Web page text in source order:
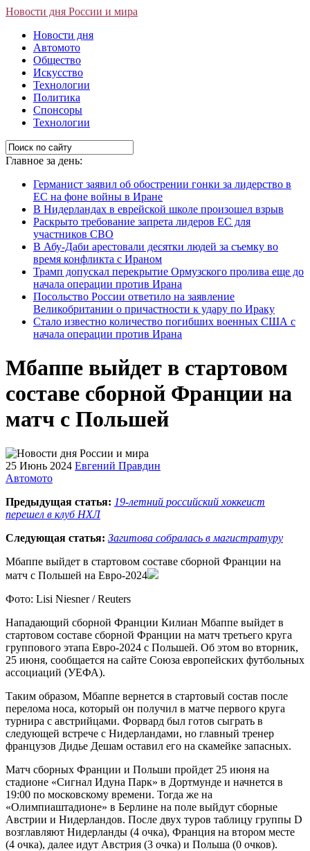
Новости дня России и мира
Новости дня
Автомото
Общество
Искусство
Технологии
Политика
Спонсоры
Технологии
Главное за день:
Германист заявил об обострении гонки за лидерство в
ЕС на фоне войны в Иране
В Нидерландах в еврейской школе произошел взрыв
Раскрыто требование запрета лидеров ЕС для
участников СВО
В Абу-Даби арестовали десятки людей за съемку во
время конфликта с Ираном
Трамп допускал перекрытие Ормузского пролива еще до
начала операции против Ирана
Посольство России ответило на заявление
Великобритании о причастности к удару по Ираку
Стало известно количество погибших военных США с
начала операции против Ирана
Мбаппе выйдет в стартовом
составе сборной Франции на
матч с Польшей
25 Июнь 2024 Евгений Правдин
Автомото
Предыдущая статья: 19-летний российский хоккеист
перешел в клуб НХЛ
Следующая статья: Загитова собралась в магистратуру
Мбаппе выйдет в стартовом составе сборной Франции на
матч с Польшей на Евро-2024
Фото: Lisi Niesner / Reuters
Нападающий сборной Франции Килиан Мбаппе выйдет в
стартовом составе сборной Франции на матч третьего круга
группового этапа Евро-2024 с Польшей. Об этом во вторник,
25 июня, сообщается на сайте Союза европейских футбольных
ассоциаций (УЕФА).
Таким образом, Мбаппе вернется в стартовый состав после
перелома носа, который он получил в матче первого круга
турнира с австрийцами. Форвард был готов сыграть в
следующей встрече с Нидерландами, но главный тренер
французов Дидье Дешам оставил его на скамейке запасных.
Матч сборных Франции и Польши пройдет 25 июня на
стадионе «Сигнал Идуна Парк» в Дортмунде и начнется в
19:00 по московскому времени. Тогда же на
«Олимпиаштадионе» в Берлине на поле выйдут сборные
Австрии и Нидерландов. После двух туров таблицу группы D
возглавляют Нидерланды (4 очка), Франция на втором месте
(4 очка), далее идут Австрия (3 очка) и Польша (0 очков).